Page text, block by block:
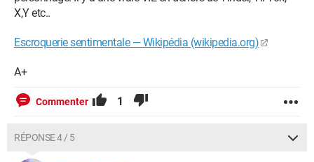
X,Y etc..
Escroquerie sentimentale — Wikipédia (wikipedia.org)
A+
Commenter 1
RÉPONSE 4 / 5